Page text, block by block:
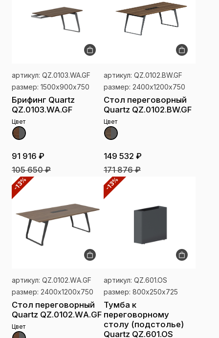
артикул: QZ.0103.WA.GF
размер: 1500х900х750
Брифинг Quartz
QZ.0103.WA.GF
Цвет
91 916 ₽
105 650 ₽
артикул: QZ.0102.BW.GF
размер: 2400х1200х750
Стол переговорный
Quartz QZ.0102.BW.GF
Цвет
149 532 ₽
171 876 ₽
-13%
артикул: QZ.0102.WА.GF
размер: 2400х1200х750
Стол переговорный
Quartz QZ.0102.WА.GF
Цвет
-13%
артикул: QZ.601.OS
размер: 800х250х725
Тумба к
переговорному
столу (подстолье)
Quartz QZ.601.OS